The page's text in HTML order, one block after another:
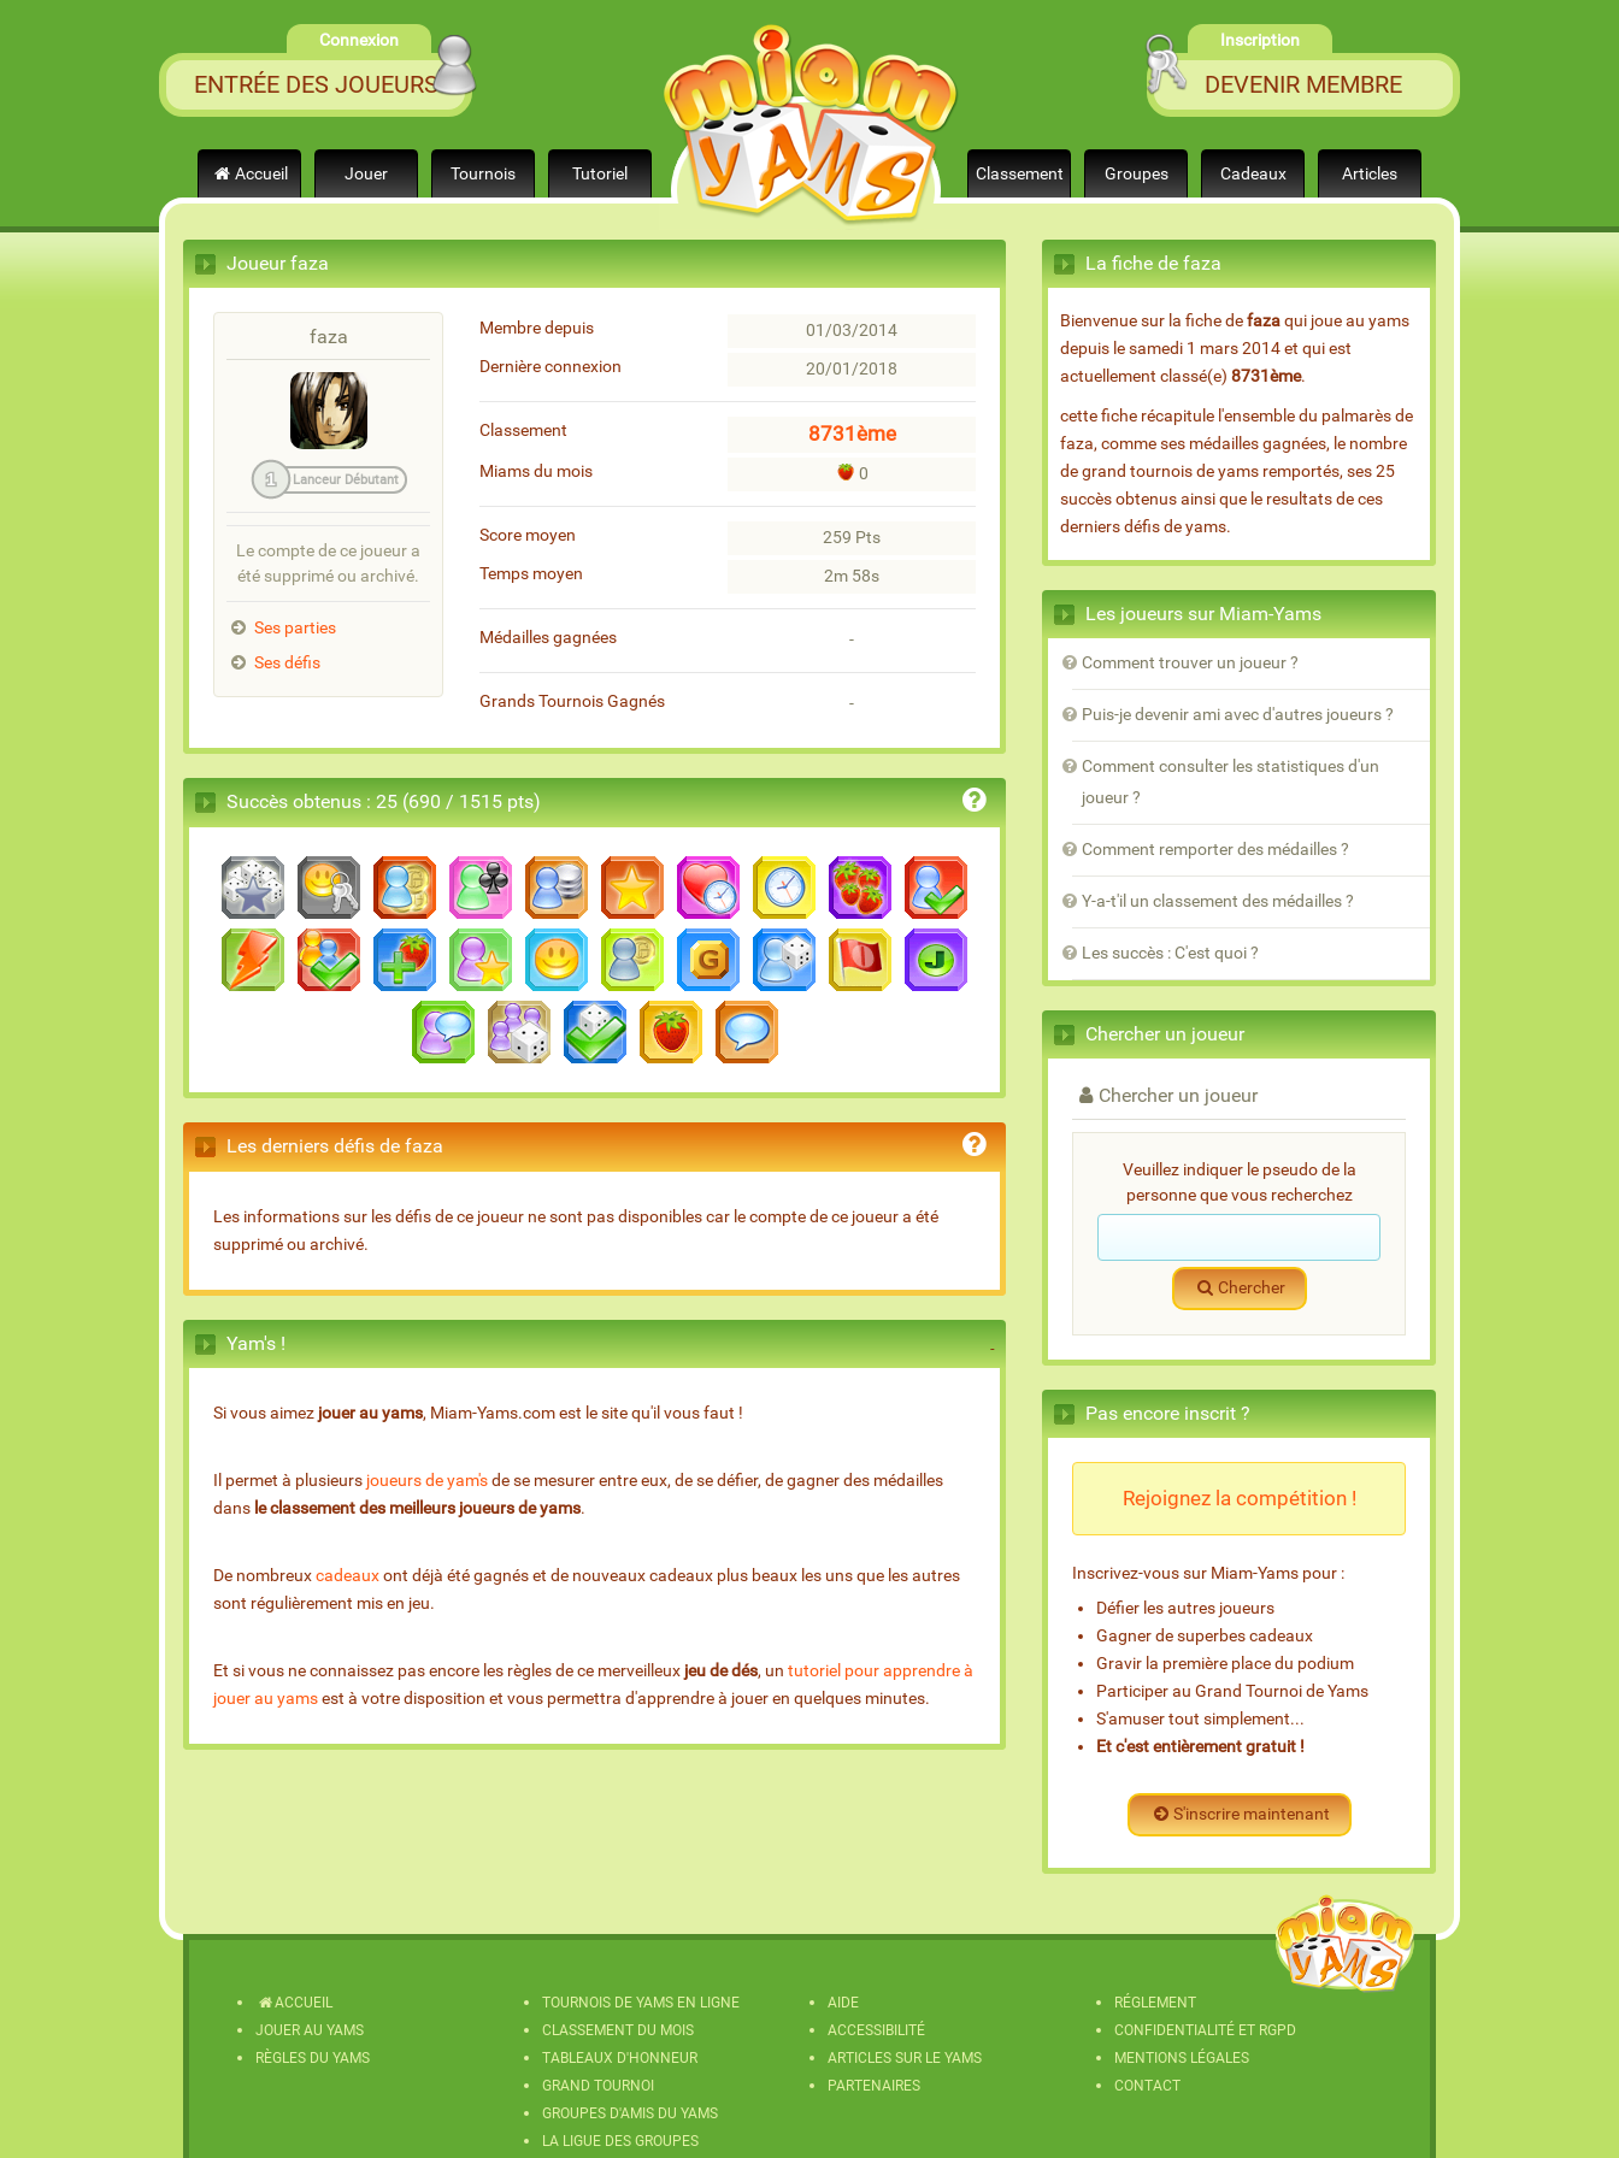
Connexion
ENTRÉE DES JOUEURS
Inscription
DEVENIR MEMBRE
Accueil Jouer Tournois Tutoriel Classement Groupes Cadeaux Articles
Joueur faza
faza
1 Lanceur Débutant
Le compte de ce joueur a
été supprimé ou archivé.
Ses parties
Ses défis
Membre depuis
01/03/2014
Dernière connexion
20/01/2018
Classement 8731ème
Miams du mois 0
Score moyen
259 Pts
Temps moyen
2m 58s
Médailles gagnées -
Grands Tournois Gagnés -
Succès obtenus : 25 (690 / 1515 pts)
Les derniers défis de faza
Les informations sur les défis de ce joueur ne sont pas disponibles car le compte de ce joueur a été
supprimé ou archivé.
Yam's !
Si vous aimez jouer au yams, Miam-Yams.com est le site qu'il vous faut !
Il permet à plusieurs joueurs de yam'sde se mesurer entre eux, de se défier, de gagner des médailles
dans le classement des meilleurs joueurs de yams.
De nombreuxcadeauxont déjà été gagnés et de nouveaux cadeaux plus beaux les uns que les autres
sont régulièrement mis en jeu.
Et si vous ne connaissez pas encore les règles de ce merveilleux jeu de dés, un tutoriel pour apprendre à
jouer au yamsest à votre disposition et vous permettra d'apprendre à jouer en quelques minutes.
La fiche de faza
Bienvenue sur la fiche defazaqui joue au yams
depuis le samedi 1 mars 2014 et qui est
actuellement classé(e)8731ème.
cette fiche récapitule l'ensemble du palmarès de
faza, comme ses médailles gagnées, le nombre
de grand tournois de yams remportés, ses 25
succès obtenus ainsi que le resultats de ces
derniers défis de yams.
Les joueurs sur Miam-Yams
Comment trouver un joueur ?
Puis-je devenir ami avec d'autres joueurs ?
Comment consulter les statistiques d'un
joueur ?
Comment remporter des médailles ?
Y-a-t'il un classement des médailles ?
Les succès : C'est quoi ?
Chercher un joueur
Chercher un joueur
Veuillez indiquer le pseudo de la
personne que vous recherchez
Chercher
Pas encore inscrit ?
Rejoignez la compétition !
Inscrivez-vous sur Miam-Yams pour :
Défier les autres joueurs
Gagner de superbes cadeaux
Gravir la première place du podium
Participer au Grand Tournoi de Yams
S'amuser tout simplement...
Et c'est entièrement gratuit !
S'inscrire maintenant
ACCUEIL
JOUER AU YAMS
RÈGLES DU YAMS
TOURNOIS DE YAMS EN LIGNE
CLASSEMENT DU MOIS
TABLEAUX D'HONNEUR
GRAND TOURNOI
GROUPES D'AMIS DU YAMS
LA LIGUE DES GROUPES
AIDE
ACCESSIBILITÉ
ARTICLES SUR LE YAMS
PARTENAIRES
RÉGLEMENT
CONFIDENTIALITÉ ET RGPD
MENTIONS LÉGALES
CONTACT